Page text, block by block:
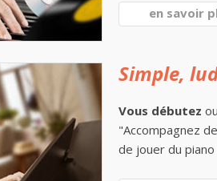
en savoir
Simple,
Vous débutez
"Accompagnez
de jouer du